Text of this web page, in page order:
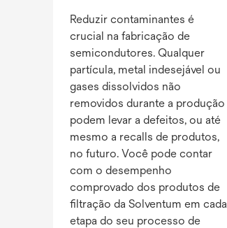
Reduzir contaminantes é
crucial na fabricação de
semicondutores. Qualquer
partícula, metal indesejável ou
gases dissolvidos não
removidos durante a produção
podem levar a defeitos, ou até
mesmo a recalls de produtos,
no futuro. Você pode contar
com o desempenho
comprovado dos produtos de
filtração da Solventum em cada
etapa do seu processo de